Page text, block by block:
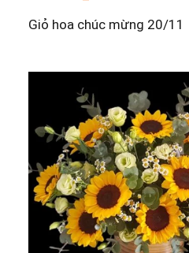
Giỏ hoa chúc mừng 20/11